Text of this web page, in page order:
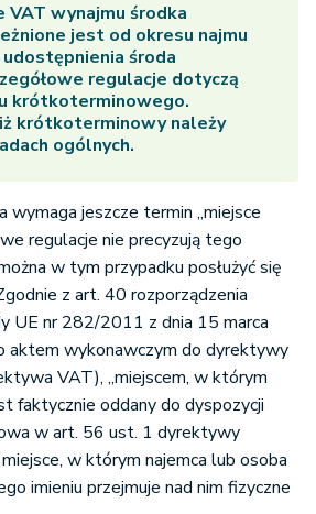
wynajmu środka
jest od okresu najmu
środa
regulacje dotyczą
krótkoterminowego.
krótkoterminowy należy
ogólnych.
wymaga jeszcze termin „miejsce
regulacje nie precyzują tego
w tym przypadku posłużyć się
z art. 40 rozporządzenia
UE nr 282/2011 z dnia 15 marca
aktem wykonawczym do dyrektywy
VAT), „miejscem, w którym
faktycznie oddany do dyspozycji
w art. 56 ust. 1 dyrektywy
w którym najemca lub osoba
imieniu przejmuje nad nim fizyczne